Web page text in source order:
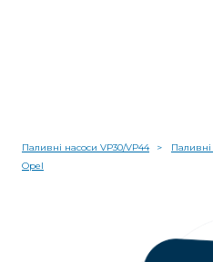
Паливні насоси VP30/VP44
Opel